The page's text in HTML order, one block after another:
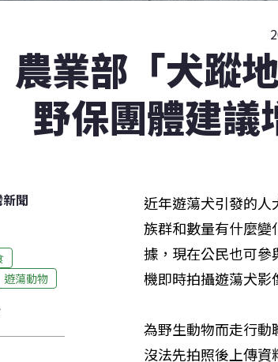
農業部「犬蹤
野保團體建議
聞
遊蕩動物
近年遊蕩犬引發的
族群和數量有什麼
據，現在公民也可參
機即時拍攝遊蕩犬影
為野生動物而走行動
沒法先拍照後上傳